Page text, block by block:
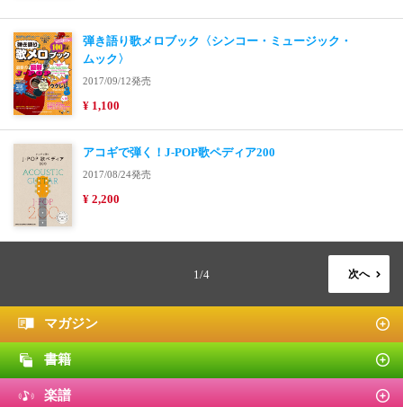
弾き語り歌メロブック〈シンコー・ミュージック・
ムック〉
2017/09/12発売
¥ 1,100
アコギで弾く！J-POP歌ペディア200
2017/08/24発売
¥ 2,200
1/4 次へ
マガジン
書籍
楽譜